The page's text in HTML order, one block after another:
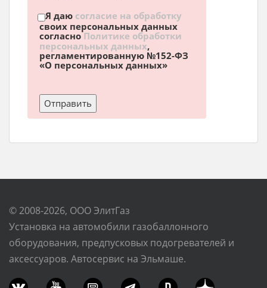
Я даю согласие на обработку
своих персональных данных
согласноПолитике обработки
персональных данных,
регламентированную №152-ФЗ
«О персональных данных»
© 2008-2026, ООО ЭлитГаз
Установка на автомобили газобаллонного
оборудования, предпусковых подогревателей и
аксессуаров. Автосервис на Эльмаше.